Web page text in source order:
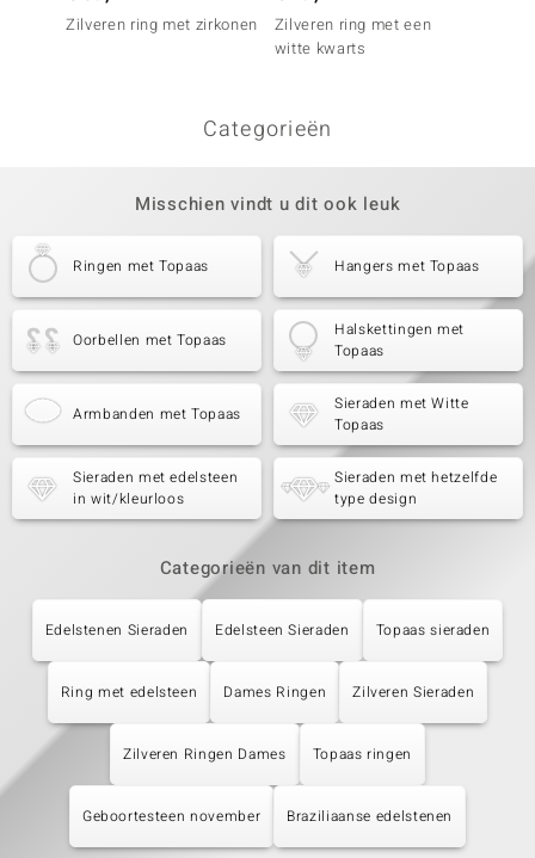
Zilveren ring met zirkonen
Zilveren ring met een
witte kwarts
Categorieën
Misschien vindt u dit ook leuk
Ringen met Topaas Hangers met Topaas
Oorbellen met Topaas
Halskettingen met
Topaas
Armbanden met Topaas
Sieraden met Witte
Topaas
Sieraden met edelsteen
in wit/kleurloos
Sieraden met hetzelfde
type design
Categorieën van dit item
Edelstenen Sieraden Edelsteen Sieraden Topaas sieraden
Ring met edelsteen Dames Ringen Zilveren Sieraden
Zilveren Ringen Dames Topaas ringen
Geboortesteen november Braziliaanse edelstenen